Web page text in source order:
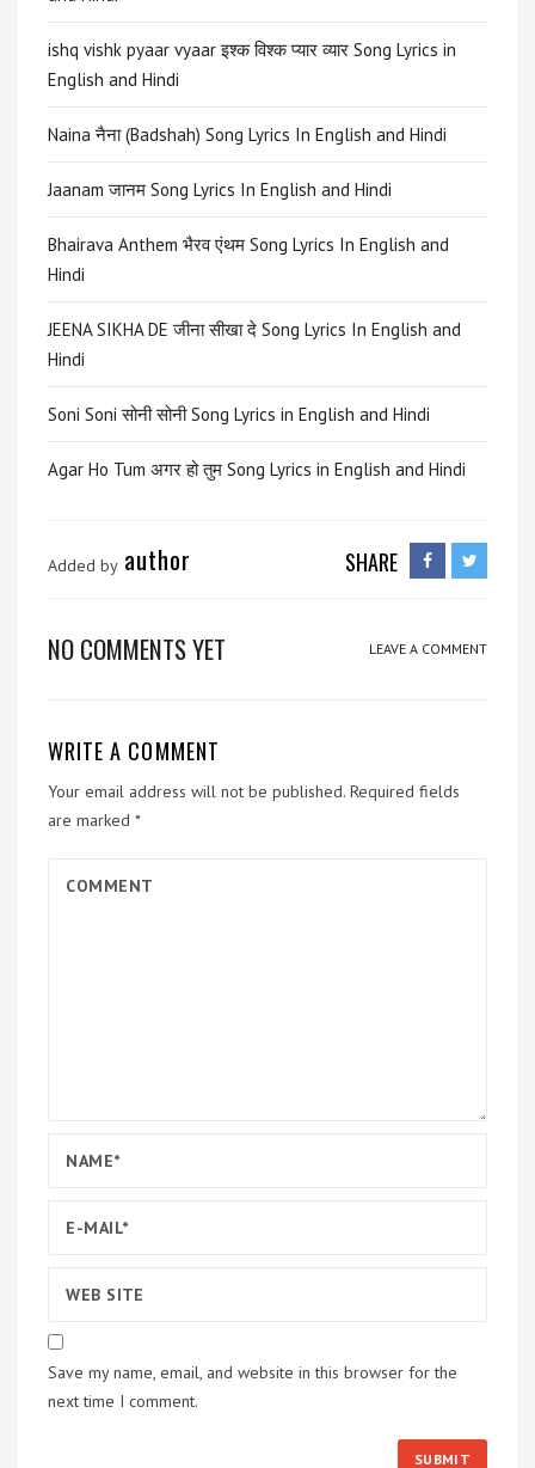
ishq vishk pyaar vyaar इश्क विश्क प्यार व्यार Song Lyrics in
English and Hindi
Naina नैना (Badshah) Song Lyrics In English and Hindi
Jaanam जानम Song Lyrics In English and Hindi
Bhairava Anthem भैरव एंथम Song Lyrics In English and
Hindi
JEENA SIKHA DE जीना सीखा दे Song Lyrics In English and
Hindi
Soni Soni सोनी सोनी Song Lyrics in English and Hindi
Agar Ho Tum अगर हो तुम Song Lyrics in English and Hindi
Added by author SHARE
NO COMMENTS YET LEAVE A COMMENT
WRITE A COMMENT
Your email address will not be published. Required fields
are marked *
Save my name, email, and website in this browser for the
next time I comment.